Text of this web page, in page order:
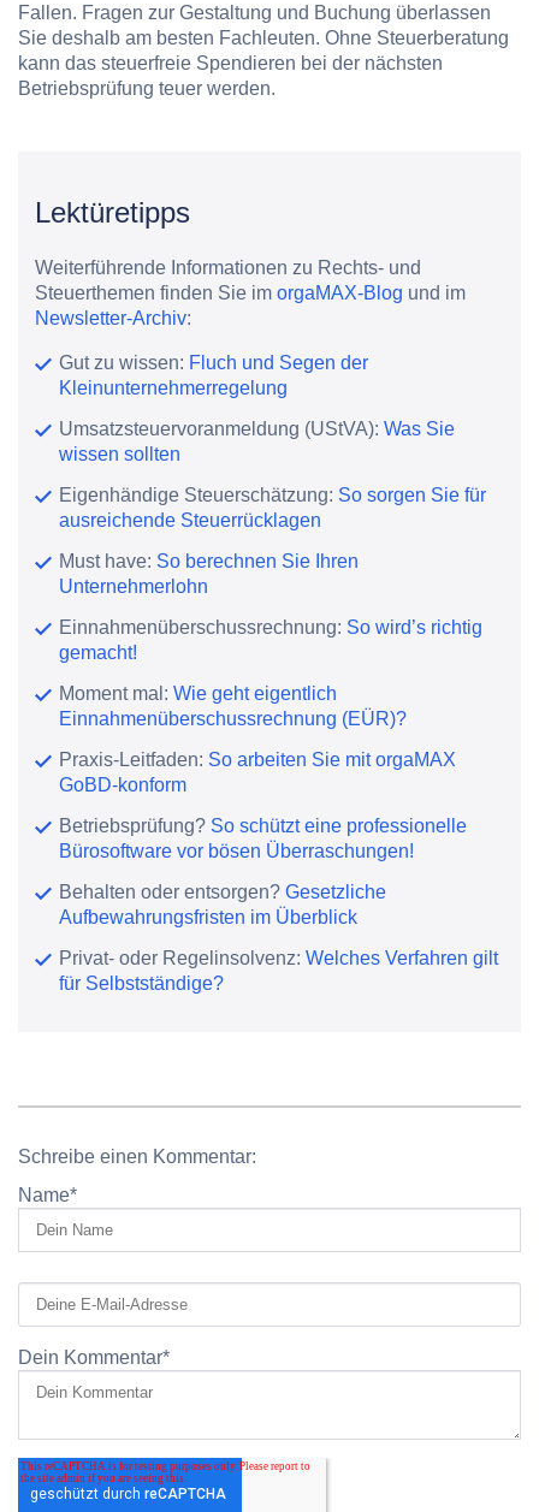
Fallen. Fragen zur Gestaltung und Buchung überlassen
Sie deshalb am besten Fachleuten. Ohne Steuerberatung
kann das steuerfreie Spendieren bei der nächsten
Betriebsprüfung teuer werden.
Lektüretipps
Weiterführende Informationen zu Rechts- und
Steuerthemen finden Sie im orgaMAX-Blog und im
Newsletter-Archiv:
Gut zu wissen: Fluch und Segen der
Kleinunternehmerregelung
Umsatzsteuervoranmeldung (UStVA): Was Sie
wissen sollten
Eigenhändige Steuerschätzung: So sorgen Sie für
ausreichende Steuerrücklagen
Must have: So berechnen Sie Ihren
Unternehmerlohn
Einnahmenüberschussrechnung: So wird’s richtig
gemacht!
Moment mal: Wie geht eigentlich
Einnahmenüberschussrechnung (EÜR)?
Praxis-Leitfaden: So arbeiten Sie mit orgaMAX
GoBD-konform
Betriebsprüfung? So schützt eine professionelle
Bürosoftware vor bösen Überraschungen!
Behalten oder entsorgen? Gesetzliche
Aufbewahrungsfristen im Überblick
Privat- oder Regelinsolvenz: Welches Verfahren gilt
für Selbstständige?
Schreibe einen Kommentar:
Name*
Dein Kommentar*